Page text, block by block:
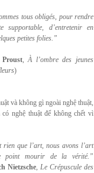
tous obligés, pour rendre
supportable, d’entretenir en
petites folies.”
,À l’ombre des jeunes
)
và không gì ngoài nghệ thuật,
có nghệ thuật để không chết vì
rien que l’art, nous avons l’art
point mourir de la vérité.”
Nietzsche, Le Crépuscule des